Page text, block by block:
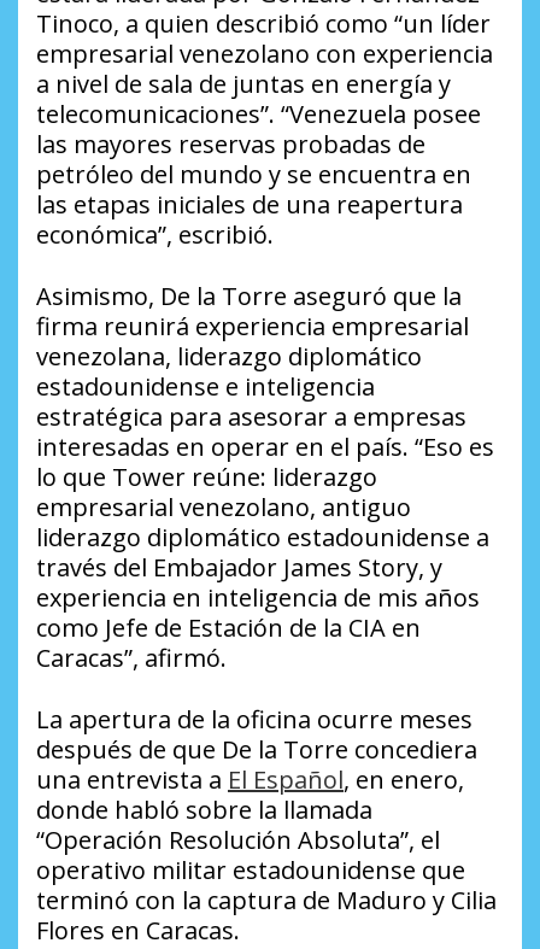
Tinoco, a quien describió como “un líder
empresarial venezolano con experiencia
a nivel de sala de juntas en energía y
telecomunicaciones”. “Venezuela posee
las mayores reservas probadas de
petróleo del mundo y se encuentra en
las etapas iniciales de una reapertura
económica”, escribió.
Asimismo, De la Torre aseguró que la
firma reunirá experiencia empresarial
venezolana, liderazgo diplomático
estadounidense e inteligencia
estratégica para asesorar a empresas
interesadas en operar en el país. “Eso es
lo que Tower reúne: liderazgo
empresarial venezolano, antiguo
liderazgo diplomático estadounidense a
través del Embajador James Story, y
experiencia en inteligencia de mis años
como Jefe de Estación de la CIA en
Caracas”, afirmó.
La apertura de la oficina ocurre meses
después de que De la Torre concediera
una entrevista a El Español, en enero,
donde habló sobre la llamada
“Operación Resolución Absoluta”, el
operativo militar estadounidense que
terminó con la captura de Maduro y Cilia
Flores en Caracas.